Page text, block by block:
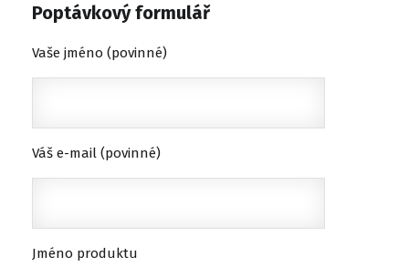
Poptávkový formulář
Vaše jméno (povinné)
Váš e-mail (povinné)
Jméno produktu